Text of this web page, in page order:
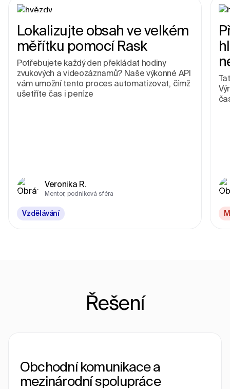
Lokalizujte obsah ve velkém
měřítku pomocí Rask
Potřebujete každý den překládat hodiny
zvukových a videozáznamů? Naše výkonné API
vám umožní tento proces automatizovat, čímž
ušetříte čas i peníze
Veronika R.
Mentor, podniková sféra
Vzdělávání
Řešení
Obchodní komunikace a
mezinárodní spolupráce